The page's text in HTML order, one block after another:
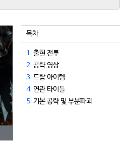
목차
1. 출현 전투
2. 공략 영상
3. 드랍 아이템
4. 연관 타이틀
5. 기본 공략 및 부분파괴